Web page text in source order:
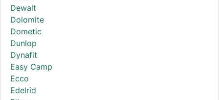
Dewalt
Dolomite
Dometic
Dunlop
Dynafit
Easy Camp
Ecco
Edelrid